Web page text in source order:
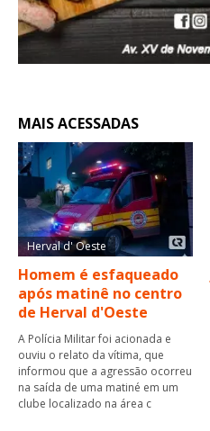
MAIS ACESSADAS
Herval d' Oeste
Homem é esfaqueado
após matinê no centro
de Herval d'Oeste
A Polícia Militar foi acionada e
ouviu o relato da vítima, que
informou que a agressão ocorreu
na saída de uma matiné em um
clube localizado na área c